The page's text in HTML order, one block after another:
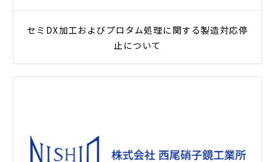
セミDX加工およびプロタム処理に関する製造対応停
止について